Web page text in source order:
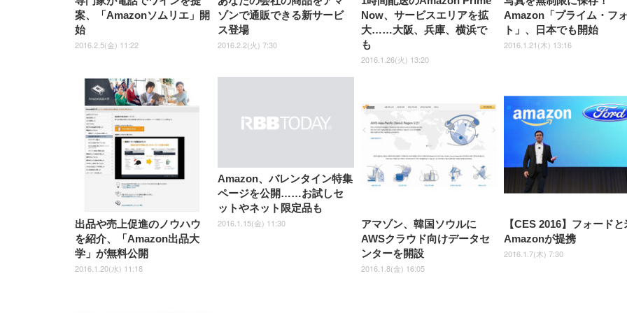
案、「Amazonソムリエ」開
始
2016.2.5(金) 11:22
ゾンで通販できる新サービ
ス登場
2016.2.2(火) 7:30
Now、サービスエリアを拡
大……大阪、兵庫、横浜で
も
2016.1.26(火) 13:20
Amazon「プライム・フ
ト」、日本でも開始
2016.1.21(木) 13:16
出品や売上促進のノウハウ
を紹介、「Amazon出品大
学」が無料公開
2016.1.20(水) 11:18
Amazon、バレンタイン特集
ページを公開……お試しセ
ットやネット限定品も
2016.1.15(金) 11:30
アマゾン、韓国ソウルに
AWSクラウド向けデータセ
ンターを開設
2016.1.8(金) 16:05
【CES 2016】フォードと
Amazonが提携
2016.1.7(木) 7:30